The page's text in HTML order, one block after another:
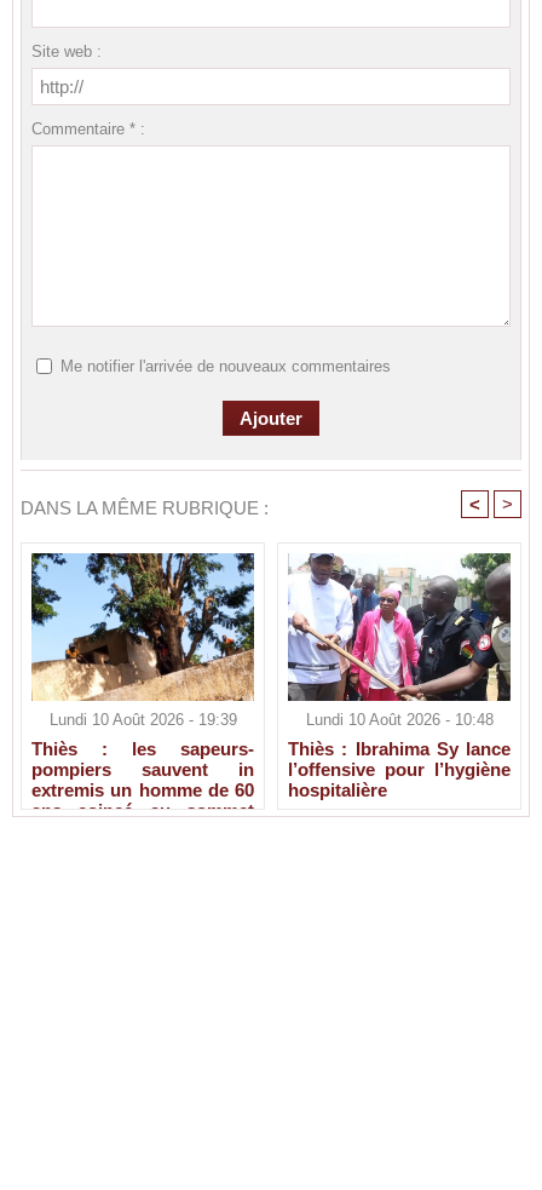
Site web :
Commentaire * :
Me notifier l'arrivée de nouveaux commentaires
DANS LA MÊME RUBRIQUE : < >
Lundi 10 Août 2026 - 19:39
Thiès : les sapeurs-
pompiers sauvent in
extremis un homme de 60
ans coincé au sommet
Lundi 10 Août 2026 - 10:48
Thiès : Ibrahima Sy lance
l’offensive pour l’hygiène
hospitalière